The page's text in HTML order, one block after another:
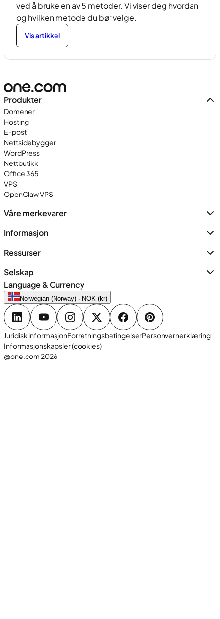
ved å bruke en av 5 metoder. Vi viser deg hvordan
og hvilken metode du bør velge.
Vis artikkel
Produkter
Domener
Hosting
E-post
Nettsidebygger
WordPress
Nettbutikk
Office 365
VPS
OpenClaw VPS
Våre merkevarer
Informasjon
Ressurser
Selskap
Language & Currency
Norwegian (Norway) · NOK (kr)
Juridisk informasjonForretningsbetingelserPersonvernerklæring
Informasjonskapsler (cookies)
@one.com 2026